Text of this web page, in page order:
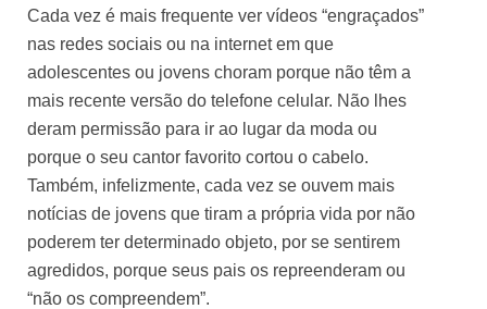
Cada vez é mais frequente ver vídeos “engraçados”
nas redes sociais ou na internet em que
adolescentes ou jovens choram porque não têm a
mais recente versão do telefone celular. Não lhes
deram permissão para ir ao lugar da moda ou
porque o seu cantor favorito cortou o cabelo.
Também, infelizmente, cada vez se ouvem mais
notícias de jovens que tiram a própria vida por não
poderem ter determinado objeto, por se sentirem
agredidos, porque seus pais os repreenderam ou
“não os compreendem”.